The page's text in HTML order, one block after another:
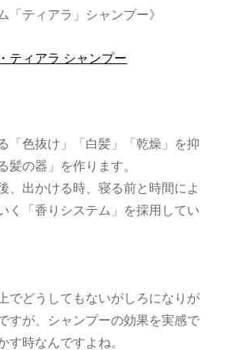
「ティアラ」シャンプー》
ティアラ シャンプー
「色抜け」「白髪」「乾燥」を抑
髪の器」を作ります。
、出かける時、寝る前と時間によ
く「香りシステム」を採用してい
でどうしてもないがしろになりが
すが、シャンプーの効果を実感で
す時なんですよね。